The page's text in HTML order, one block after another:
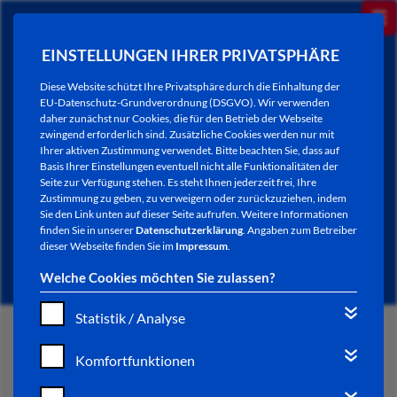
EINSTELLUNGEN IHRER PRIVATSPHÄRE
Diese Website schützt Ihre Privatsphäre durch die Einhaltung der
EU-Datenschutz-Grundverordnung (DSGVO). Wir verwenden
daher zunächst nur Cookies, die für den Betrieb der Webseite
zwingend erforderlich sind. Zusätzliche Cookies werden nur mit
Ihrer aktiven Zustimmung verwendet. Bitte beachten Sie, dass auf
Basis Ihrer Einstellungen eventuell nicht alle Funktionalitäten der
Seite zur Verfügung stehen. Es steht Ihnen jederzeit frei, Ihre
Zustimmung zu geben, zu verweigern oder zurückzuziehen, indem
Sie den Link unten auf dieser Seite aufrufen. Weitere Informationen
finden Sie in unsererDatenschutzerklärung. Angaben zum Betreiber
dieser Webseite finden Sie im Impressum.
Welche Cookies möchten Sie zulassen?
Statistik / Analyse
Komfortfunktionen
NEWSLETTER / CITY LETTER
START